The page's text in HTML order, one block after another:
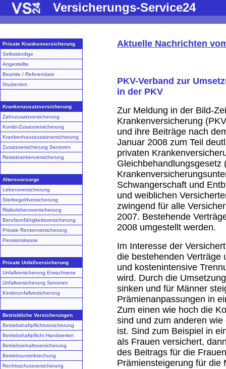
Versicherungs-Service24
Private Krankenversicherung
Selbständige
Angestellte
Beamte / Referendare
Studenten
Krankenzusatzversicherung
Zahnzusatzversicherung
Kombi-Zusatzversicherung
Krankenhauszusatzversicherung
Zusatzversicherung Senioren
Reisekrankenversicherung
Altersvorsorge
Lebensversicherung
Sterbegeldversicherung
Risikolebensversicherung
Berufsunfähigkeitsversicherung
Private Rentenversicherung
Pensionskasse
Private Unfallversicherung
Unfallversicherung Erwachsene
Unfallversicherung Senioren
Kinderunfallversicherung
Betriebliche Versicherungen
Betriebshaftpflichtversicherung
Betriebshaftpflicht Handwerker
Betriebsinhaltsversicherung
Betriebsunterbrechung
Rechtsschutzversicherung
Aktuelle Nachrichten
PKV-Verband zur
in der PKV
Zur Meldung in der Bild-
Krankenversicherung
und ihre Beiträge nach
Januar 2008 zum Teil
privaten
Gleichbehandlungsgesetz
Schwangerschaft und
und weiblichen
zwingend für alle
2007. Bestehende
2008 umgestellt werden.
Im Interesse der
die bestehenden Verträge
und kostenintensive
wird. Durch die
sinken und für Männer
Prämienanpassungen in
Zum einen wie hoch die
sind und zum anderen
ist. Sind zum Beispiel in
als Frauen versichert,
des Beitrags für die
Prämiensteigerung für die